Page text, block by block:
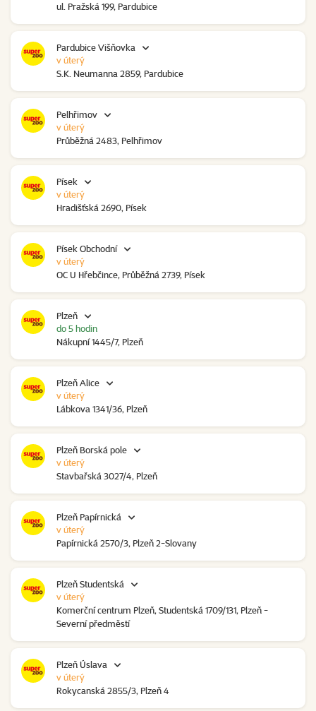
ul. Pražská 199, Pardubice
Pardubice Višňovka
S.K. Neumanna 2859, Pardubice
v úterý
Pelhřimov
Průběžná 2483, Pelhřimov
v úterý
Písek
Hradišťská 2690, Písek
v úterý
Písek Obchodní
OC U Hřebčince, Průběžná 2739, Písek
v úterý
Plzeň
Nákupní 1445/7, Plzeň
do 5 hodin
Plzeň Alice
Lábkova 1341/36, Plzeň
v úterý
Plzeň Borská pole
Stavbařská 3027/4, Plzeň
v úterý
Plzeň Papírnická
Papírnická 2570/3, Plzeň 2-Slovany
v úterý
Plzeň Studentská
Komerční centrum Plzeň, Studentská 1709/131, Plzeň -
Severní předměstí
v úterý
Plzeň Úslava
Rokycanská 2855/3, Plzeň 4
v úterý